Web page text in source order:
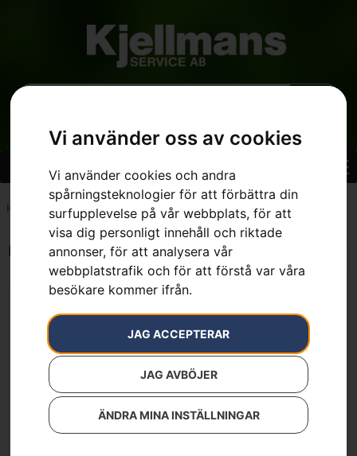
Vi använder oss av cookies
Vi använder cookies och andra
spårningsteknologier för att förbättra din
surfupplevelse på vår webbplats, för att
visa dig personligt innehåll och riktade
annonser, för att analysera vår
webbplatstrafik och för att förstå var våra
besökare kommer ifrån.
JAG ACCEPTERAR
JAG AVBÖJER
ÄNDRA MINA INSTÄLLNINGAR
Hem 7392930542228
Endast ett sökresultat
Husqvarna LB 442i
8 990kr